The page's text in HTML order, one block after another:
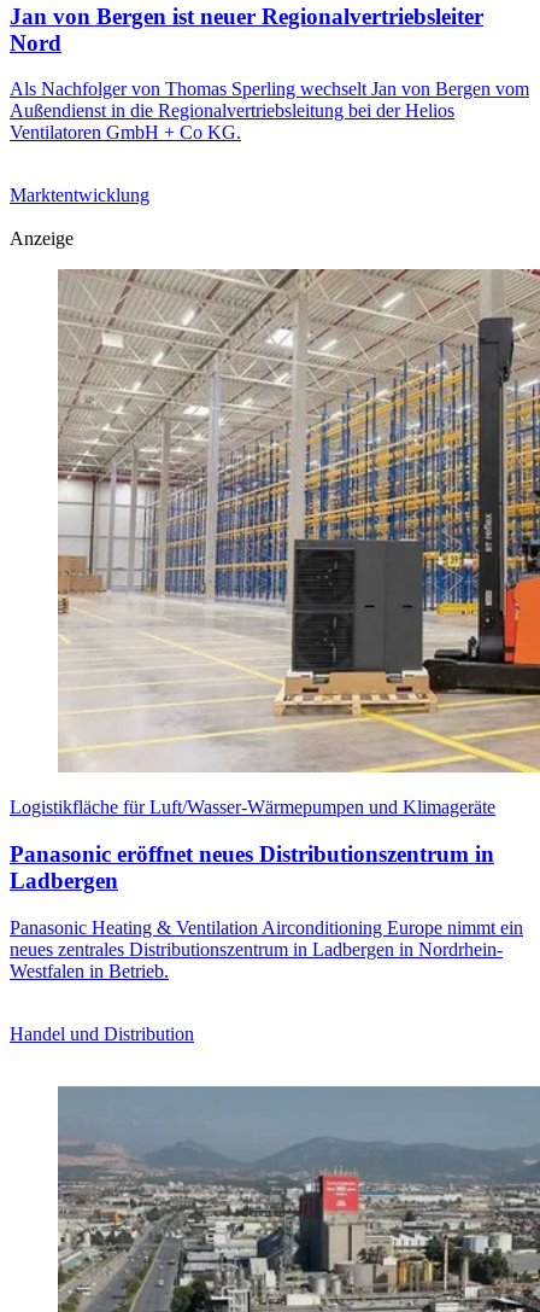
Jan von Bergen ist neuer Regionalvertriebsleiter
Nord
Als Nachfolger von Thomas Sperling wechselt Jan von Bergen vom
Außendienst in die Regionalvertriebsleitung bei der Helios
Ventilatoren GmbH + Co KG.
Marktentwicklung
Anzeige
Logistikfläche für Luft/Wasser-Wärmepumpen und Klimageräte
Panasonic eröffnet neues Distributionszentrum in
Ladbergen
Panasonic Heating & Ventilation Airconditioning Europe nimmt ein
neues zentrales Distributionszentrum in Ladbergen in Nordrhein-
Westfalen in Betrieb.
Handel und Distribution